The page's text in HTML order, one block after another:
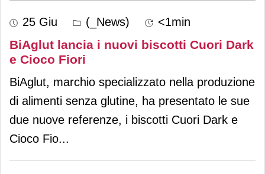
25 Giu (_News) <1min
BiAglut lancia i nuovi biscotti Cuori Dark
e Cioco Fiori
BiAglut, marchio specializzato nella produzione
di alimenti senza glutine, ha presentato le sue
due nuove referenze, i biscotti Cuori Dark e
Cioco Fio...